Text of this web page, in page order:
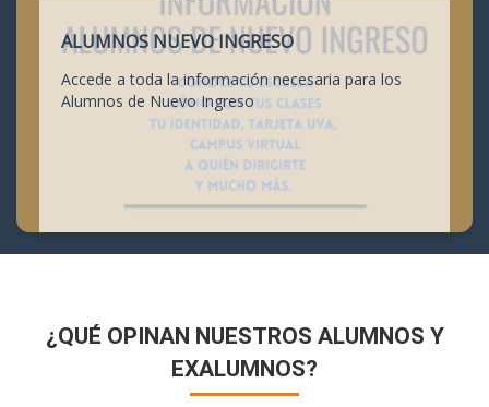
ALUMNOS NUEVO INGRESO
Accede a toda la información necesaria para los
Alumnos de Nuevo Ingreso
¿QUÉ OPINAN NUESTROS ALUMNOS Y
EXALUMNOS?